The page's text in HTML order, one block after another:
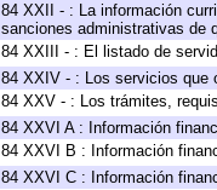
84 XXII - : La información
sanciones administrativas de
84 XXIII - : El listado de
84 XXIV - : Los servicios que
84 XXV - : Los trámites,
84 XXVI A : Información
84 XXVI B : Información
84 XXVI C : Información